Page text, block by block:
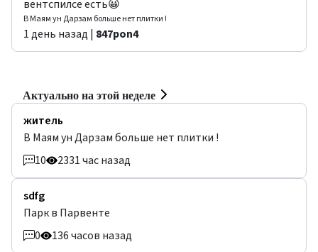
вентспилсе есть😀
В Маям ун Дарзам больше нет плитки !
1 день назад | 847pon4
Актуально на этой неделе
житель
В Маям ун Дарзам больше нет плитки !
10
2331 час назад
sdfg
Парк в Парвенте
0
136 часов назад